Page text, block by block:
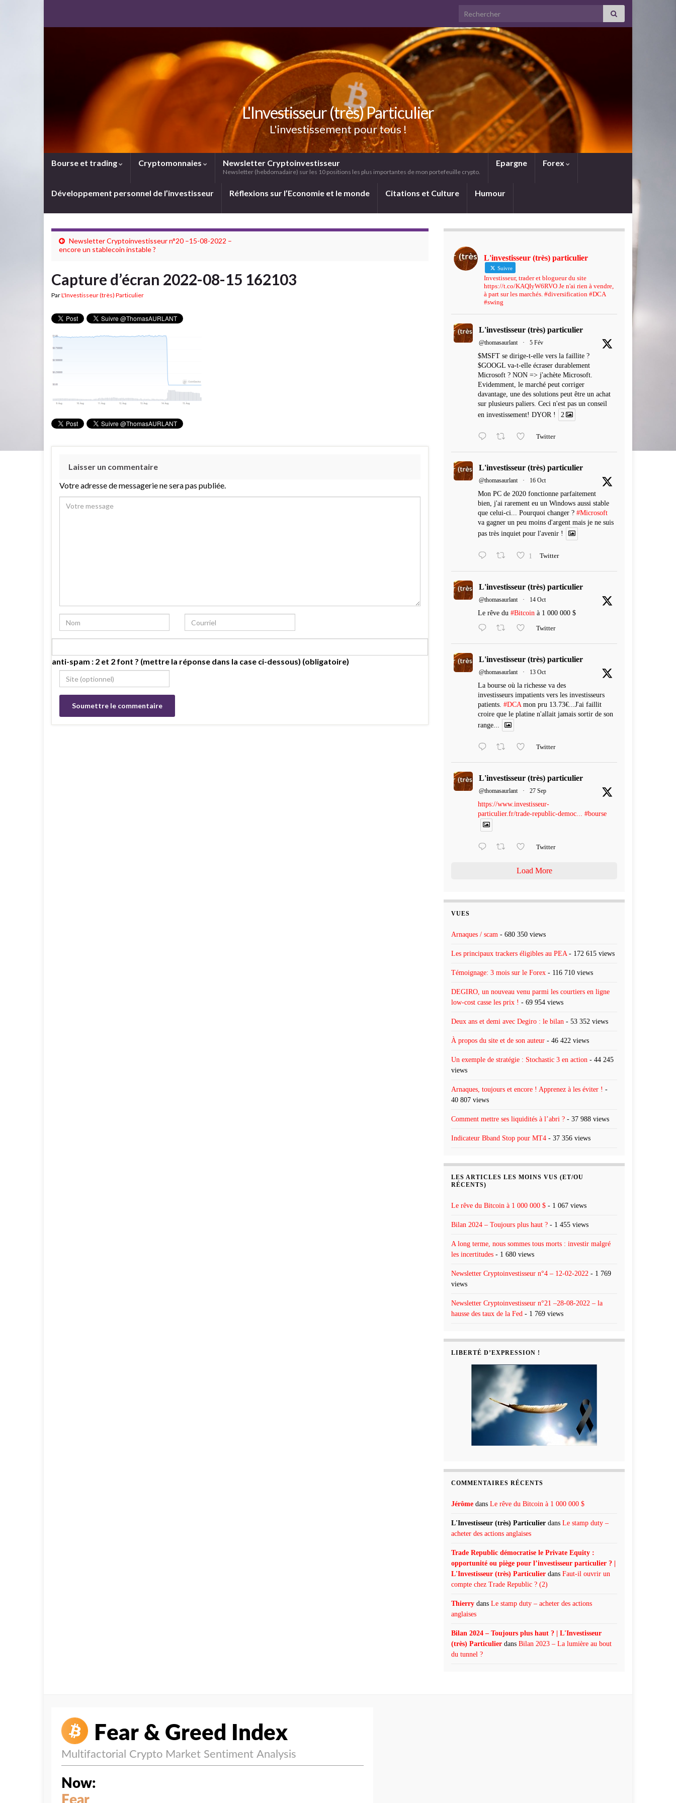
Search for:
L'Investisseur (très) Particulier
L'investissement pour tous !
Bourse et trading Cryptomonnaies Newsletter Cryptoinvestisseur
Newsletter (hebdomadaire) sur les 10 positions les plus importantes de mon portefeuille crypto.
Epargne Forex
Développement personnel de l’investisseur Réflexions sur l’Economie et le monde Citations et Culture Humour
Newsletter Cryptoinvestisseur n°20 –15-08-2022 –
encore un stablecoin instable ?
Capture d’écran 2022-08-15 162103
ParL'Investisseur (très) Particulier
Laisser un commentaire
Votre adresse de messagerie ne sera pas publiée.
anti-spam : 2 et 2 font ? (mettre la réponse dans la case ci-dessous) (obligatoire)
L'investisseur (très) particulier
Suivre
Investisseur, trader et blogueur du site
https://t.co/KAQIyW6RVO Je n'ai rien à vendre,
à part sur les marchés. #diversification #DCA
#swing
L'investisseur (très) particulier
@thomasaurlant · 5 Fév
$MSFT se dirige-t-elle vers la faillite ?
$GOOGL va-t-elle écraser durablement
Microsoft ? NON => j'achète Microsoft.
Evidemment, le marché peut corriger
davantage, une des solutions peut être un achat
sur plusieurs paliers. Ceci n'est pas un conseil
en investissement! DYOR !
2
Twitter
L'investisseur (très) particulier
@thomasaurlant · 16 Oct
Mon PC de 2020 fonctionne parfaitement
bien, j'ai rarement eu un Windows aussi stable
que celui-ci... Pourquoi changer ? #Microsoft
va gagner un peu moins d'argent mais je ne suis
pas très inquiet pour l'avenir !
1 Twitter
L'investisseur (très) particulier
@thomasaurlant · 14 Oct
Le rêve du #Bitcoin à 1 000 000 $
Twitter
L'investisseur (très) particulier
@thomasaurlant · 13 Oct
La bourse où la richesse va des
investisseurs impatients vers les investisseurs
patients. #DCAmon pru 13.73€...J'ai faillit
croire que le platine n'allait jamais sortir de son
range...
Twitter
L'investisseur (très) particulier
@thomasaurlant · 27 Sep
https://www.investisseur-
particulier.fr/trade-republic-democ... #bourse
Twitter
Load More
VUES
Arnaques / scam - 680 350 views
Les principaux trackers éligibles au PEA - 172 615 views
Témoignage: 3 mois sur le Forex - 116 710 views
DEGIRO, un nouveau venu parmi les courtiers en ligne
low-cost casse les prix ! - 69 954 views
Deux ans et demi avec Degiro : le bilan - 53 352 views
À propos du site et de son auteur - 46 422 views
Un exemple de stratégie : Stochastic 3 en action - 44 245
views
Arnaques, toujours et encore ! Apprenez à les éviter ! -
40 807 views
Comment mettre ses liquidités à l’abri ? - 37 988 views
Indicateur Bband Stop pour MT4 - 37 356 views
LES ARTICLES LES MOINS VUS (ET/OU
RÉCENTS)
Le rêve du Bitcoin à 1 000 000 $ - 1 067 views
Bilan 2024 – Toujours plus haut ? - 1 455 views
A long terme, nous sommes tous morts : investir malgré
les incertitudes - 1 680 views
Newsletter Cryptoinvestisseur n°4 – 12-02-2022 - 1 769
views
Newsletter Cryptoinvestisseur n°21 –28-08-2022 – la
hausse des taux de la Fed - 1 769 views
LIBERTÉ D’EXPRESSION !
COMMENTAIRES RÉCENTS
Jérôme dans Le rêve du Bitcoin à 1 000 000 $
L'Investisseur (très) Particulier dans Le stamp duty –
acheter des actions anglaises
Trade Republic démocratise le Private Equity :
opportunité ou piège pour l’investisseur particulier ? |
L'Investisseur (très) Particulier dans Faut-il ouvrir un
compte chez Trade Republic ? (2)
Thierry dans Le stamp duty – acheter des actions
anglaises
Bilan 2024 – Toujours plus haut ? | L'Investisseur
(très) Particulier dans Bilan 2023 – La lumière au bout
du tunnel ?